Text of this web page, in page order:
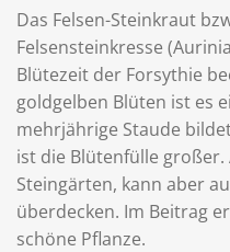
Das Felsen-Steinkraut
Felsensteinkresse
Blütezeit der Forsythie
goldgelben Blüten ist es
mehrjährige Staude
ist die Blütenfülle
Steingärten, kann aber
überdecken. Im Beitrag
schöne Pflanze.